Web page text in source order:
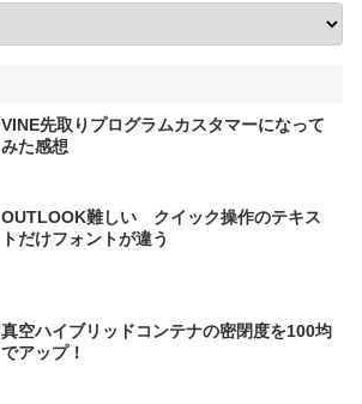
VINE先取りプログラムカスタマーになって
みた感想
OUTLOOK難しい クイック操作のテキス
トだけフォントが違う
真空ハイブリッドコンテナの密閉度を100均
でアップ！